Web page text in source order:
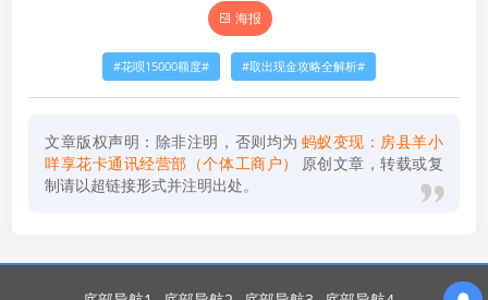
海报
花呗15000额度 取出现金攻略全解析
文章版权声明：除非注明，否则均为 蚂蚁变现：房县羊小
咩享花卡通讯经营部（个体工商户）
原创文章，转载或复
制请以超链接形式并注明出处。